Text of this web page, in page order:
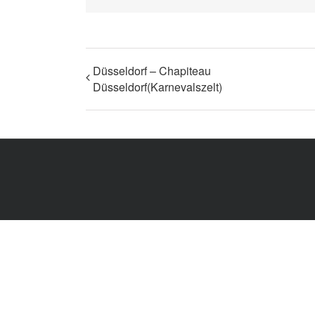
Düsseldorf – Chapiteau
Düsseldorf(Karnevalszelt)